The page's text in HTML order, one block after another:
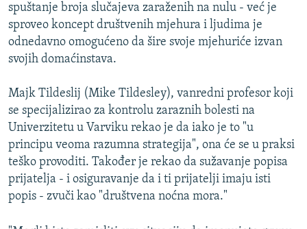
spuštanje broja slučajeva zaraženih na nulu - već je
sproveo koncept društvenih mjehura i ljudima je
odnedavno omogućeno da šire svoje mjehuriće izvan
svojih domaćinstava.
Majk Tildeslij (Mike Tildesley), vanredni profesor koji
se specijalizirao za kontrolu zaraznih bolesti na
Univerzitetu u Varviku rekao je da iako je to "u
principu veoma razumna strategija", ona će se u praksi
teško provoditi. Također je rekao da sužavanje popisa
prijatelja - i osiguravanje da i ti prijatelji imaju isti
popis - zvuči kao "društvena noćna mora."